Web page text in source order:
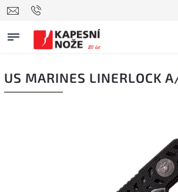
US MARINES LINERLOCK